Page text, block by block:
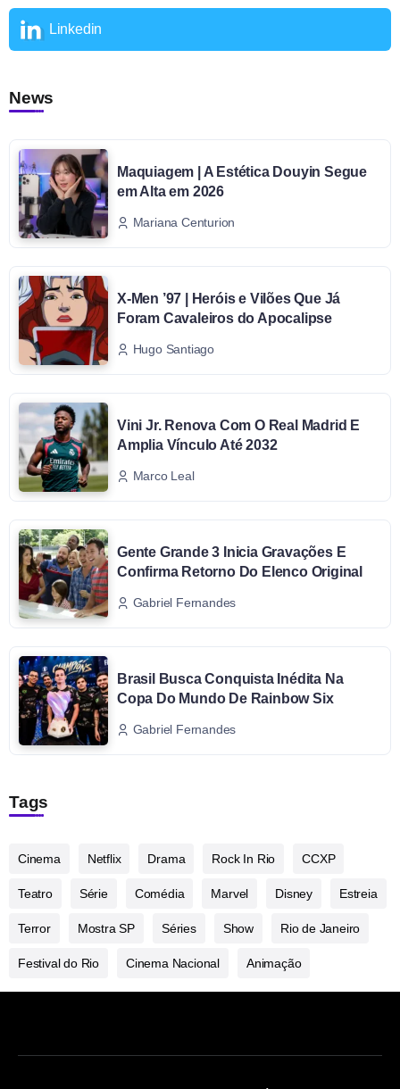
Linkedin
News
Maquiagem | A Estética Douyin Segue
em Alta em 2026
Mariana Centurion
X-Men ’97 | Heróis e Vilões Que Já
Foram Cavaleiros do Apocalipse
Hugo Santiago
Vini Jr. Renova Com O Real Madrid E
Amplia Vínculo Até 2032
Marco Leal
Gente Grande 3 Inicia Gravações E
Confirma Retorno Do Elenco Original
Gabriel Fernandes
Brasil Busca Conquista Inédita Na
Copa Do Mundo De Rainbow Six
Gabriel Fernandes
Tags
Cinema Netflix Drama Rock In Rio CCXP
Teatro Série Comédia Marvel Disney Estreia
Terror Mostra SP Séries Show Rio de Janeiro
Festival do Rio Cinema Nacional Animação